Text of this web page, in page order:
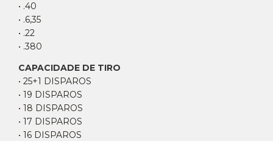
• .40
• .6,35
• .22
• .380
CAPACIDADE DE TIRO
• 25+1 DISPAROS
• 19 DISPAROS
• 18 DISPAROS
• 17 DISPAROS
• 16 DISPAROS